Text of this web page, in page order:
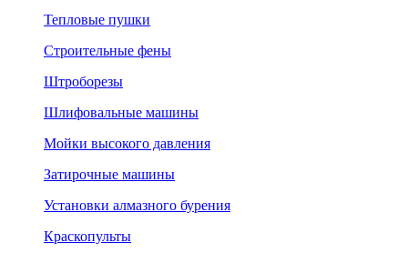
Тепловые пушки
Строительные фены
Штроборезы
Шлифовальные машины
Мойки высокого давления
Затирочные машины
Установки алмазного бурения
Краскопульты